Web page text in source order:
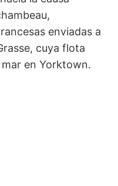
enviadas a
cuya flota
en Yorktown.